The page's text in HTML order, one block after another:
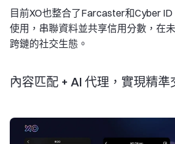
目前XO也整合了Farcaster和Cyber
使用，串聯資料並共享信用分數，在
跨鏈的社交生態。
內容匹配 + AI 代理，實現精準